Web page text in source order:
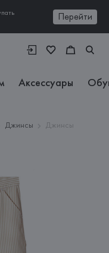
Перейти
Аксессуары
Джинсы
Джинсы